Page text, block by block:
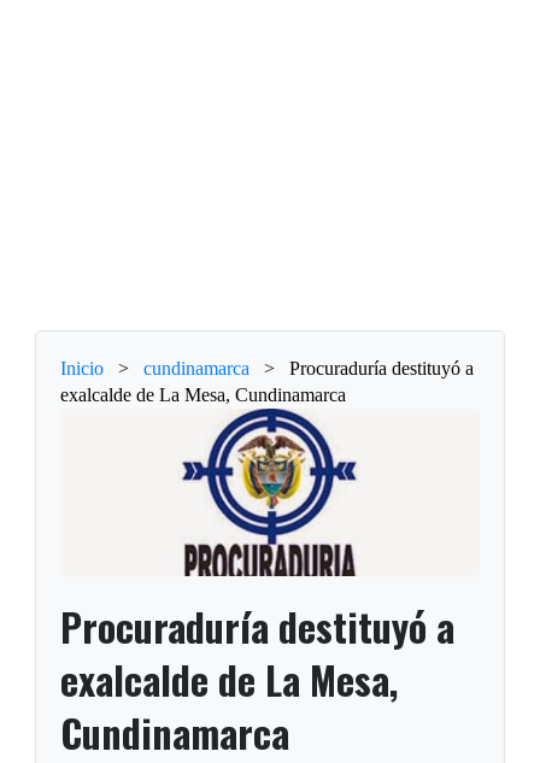
Inicio > cundinamarca >
Procuraduría destituyó a
exalcalde de La Mesa, Cundinamarca
Procuraduría destituyó a
exalcalde de La Mesa,
Cundinamarca